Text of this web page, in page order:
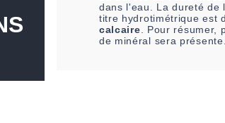
dans l'eau. La dureté de
titre hydrotimétrique est
calcaire. Pour résumer,
de minéral sera présente.